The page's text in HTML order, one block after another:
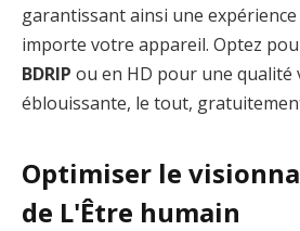
garantissant ainsi une
importe votre appareil. Optez
BDRIP ou en HD pour une qualité
éblouissante, le tout,
Optimiser le
de L'Être humain